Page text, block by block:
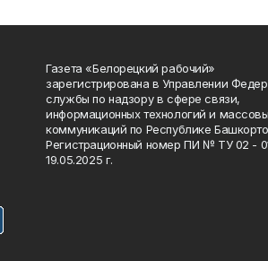
Газета «Белорецкий рабочий»
зарегистрирована в Управлении
службы по надзору в сфере связи,
информационных технологий и
коммуникаций по Республике
Регистрационный номер ПИ № ТУ 02 -
19.05.2025 г.